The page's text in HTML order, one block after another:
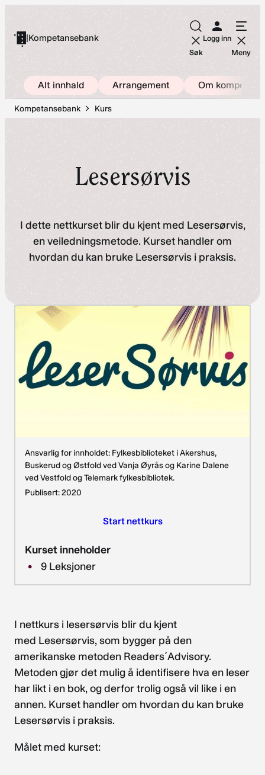
innhold
|Kompetansebank
Søk
Logg inn
Meny
Alt innhald Arrangement Om
Kompetansebank Kurs
Lesersørvis
I dette nettkurset blir du kjent med Lesersørvis,
en veiledningsmetode. Kurset handler om
hvordan du kan bruke Lesersørvis i praksis.
Ansvarlig for innholdet: Fylkesbiblioteket i Akershus,
Buskerud og Østfold ved Vanja Øyrås og Karine Dalene
ved Vestfold og Telemark fylkesbibliotek.
Publisert: 2020
Start nettkurs
Kurset inneholder
9 Leksjoner
I nettkurs i lesersørvis blir du kjent
med Lesersørvis, som bygger på den
amerikanske metoden Readers´Advisory.
Metoden gjør det mulig å identifisere hva en leser
har likt i en bok, og derfor trolig også vil like i en
annen. Kurset handler om hvordan du kan bruke
Lesersørvis i praksis.
Målet med kurset: